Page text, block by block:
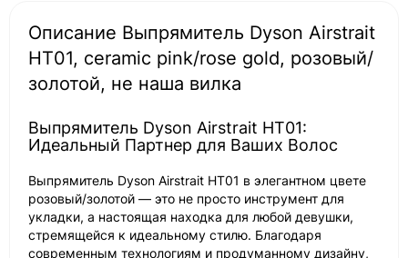
Описание Выпрямитель Dyson Airstrait
HT01, сeramic pink/rose gold, розовый/
золотой, не наша вилка
Выпрямитель Dyson Airstrait HT01:
Идеальный Партнер для Ваших Волос
Выпрямитель Dyson Airstrait HT01 в элегантном цвете
розовый/золотой — это не просто инструмент для
укладки, а настоящая находка для любой девушки,
стремящейся к идеальному стилю. Благодаря
современным технологиям и продуманному дизайну,